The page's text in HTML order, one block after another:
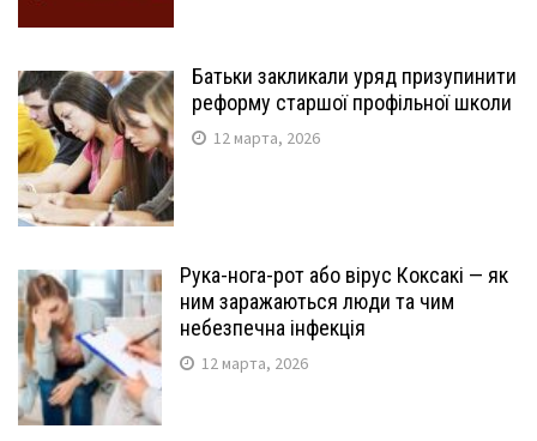
Батьки закликали уряд призупинити
реформу старшої профільної школи
12 марта, 2026
Рука-нога-рот або вірус Коксакі — як
ним заражаються люди та чим
небезпечна інфекція
12 марта, 2026